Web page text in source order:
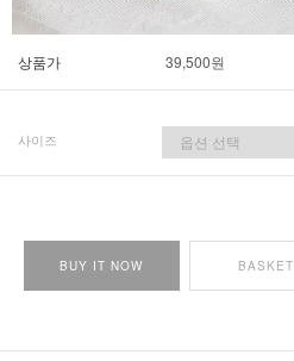
상품가 39,500원
사이즈
BUY IT NOW BASKET